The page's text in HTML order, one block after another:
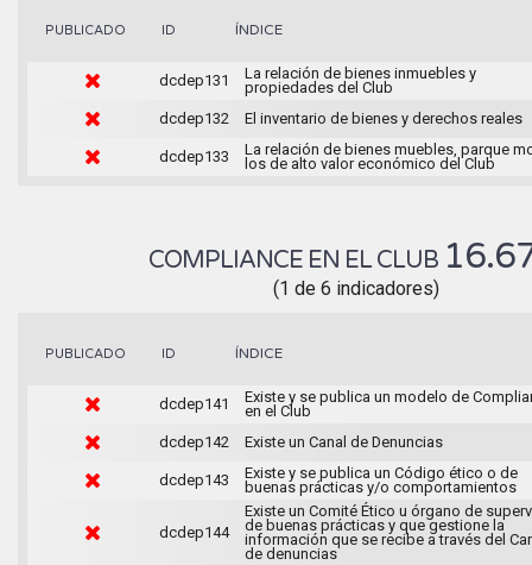
PUBLICADO ID ÍNDICE
dcdep131
La relación de bienes inmuebles y
propiedades del Club
dcdep132
El inventario de bienes y derechos reales
dcdep133
La relación de bienes muebles, parque
los de alto valor económico del Club
COMPLIANCE EN EL CLUB
(1 de 6 indicadores)
PUBLICADO ID ÍNDICE
dcdep141
Existe y se publica un modelo de
en el Club
dcdep142
Existe un Canal de Denuncias
dcdep143
Existe y se publica un Código ético o de
buenas prácticas y/o comportamientos
dcdep144
Existe un Comité Ético u órgano de
de buenas prácticas y que gestione la
información que se recibe a través del
de denuncias